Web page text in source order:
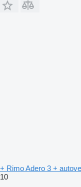
+ Rimo Adero 3 +
10